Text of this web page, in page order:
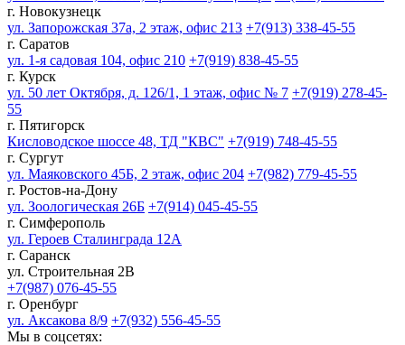
г. Новокузнецк
ул. Запорожская 37а, 2 этаж, офис 213 +7(913) 338-45-55
г. Саратов
ул. 1-я садовая 104, офис 210 +7(919) 838-45-55
г. Курск
ул. 50 лет Октября, д. 126/1, 1 этаж, офис № 7 +7(919) 278-45-
55
г. Пятигорск
Кисловодское шоссе 48, ТД "КВС" +7(919) 748-45-55
г. Сургут
ул. Маяковского 45Б, 2 этаж, офис 204 +7(982) 779-45-55
г. Ростов-на-Дону
ул. Зоологическая 26Б +7(914) 045-45-55
г. Симферополь
ул. Героев Сталинграда 12А
г. Саранск
ул. Строительная 2В
+7(987) 076-45-55
г. Оренбург
ул. Аксакова 8/9 +7(932) 556-45-55
Мы в соцсетях: